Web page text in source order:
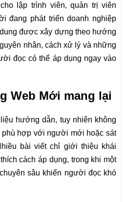
lập trình viên, quản trị viên
đang phát triển doanh nghiệp
được xây dựng theo hướng
nhân, cách xử lý và những
đọc có thể áp dụng ngay vào
Web Mới mang lại
hướng dẫn, tuy nhiên không
phù hợp với người mới hoặc sát
bài viết chỉ giới thiệu khái
cách áp dụng, trong khi một
sâu khiến người đọc khó